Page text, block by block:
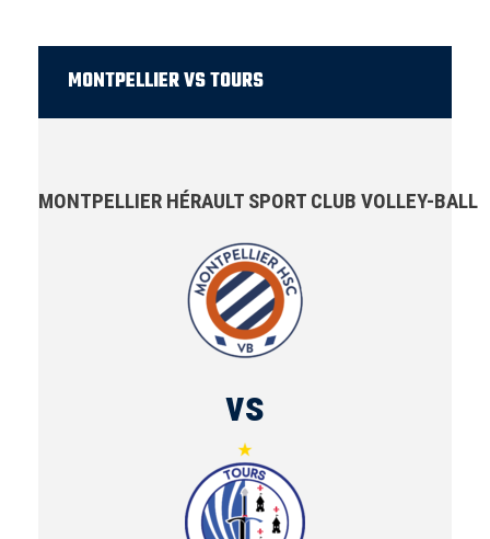
MONTPELLIER VS TOURS
MONTPELLIER HÉRAULT SPORT CLUB VOLLEY-BALL
vs